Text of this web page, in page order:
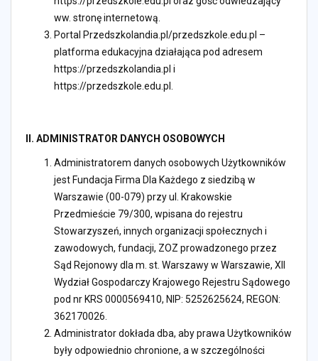
ww. stronę internetową.
Portal Przedszkolandia.pl/przedszkole.edu.pl –
platforma edukacyjna działająca pod adresem
https://przedszkolandia.pl i
https://przedszkole.edu.pl.
II. ADMINISTRATOR DANYCH OSOBOWYCH
Administratorem danych osobowych Użytkowników
jest Fundacja Firma Dla Każdego z siedzibą w
Warszawie (00-079) przy ul. Krakowskie
Przedmieście 79/300, wpisana do rejestru
Stowarzyszeń, innych organizacji społecznych i
zawodowych, fundacji, ZOZ prowadzonego przez
Sąd Rejonowy dla m. st. Warszawy w Warszawie, XII
Wydział Gospodarczy Krajowego Rejestru Sądowego
pod nr KRS 0000569410, NIP: 5252625624, REGON:
362170026.
Administrator dokłada dba, aby prawa Użytkowników
były odpowiednio chronione, a w szczególności